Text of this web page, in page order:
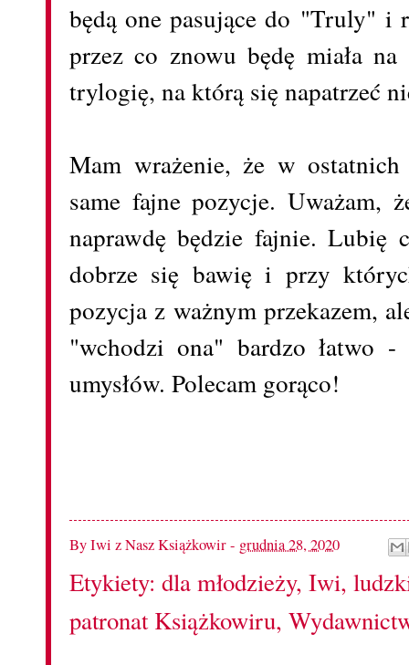
będą one pasujące do "Truly" i
przez co znowu będę miała na
trylogię, na którą się napatrzeć
Mam wrażenie, że w
same fajne pozycje.
naprawdę będzie fajnie. Lubię
dobrze się bawię i przy
pozycja z ważnym przekazem,
"wchodzi ona" bardzo łatwo
umysłów. Polecam gorąco!
ByIwi z Nasz Książkowir- grudnia 28, 2020
Etykiety: dla młodzieży, Iwi,
patronat Książkowiru,